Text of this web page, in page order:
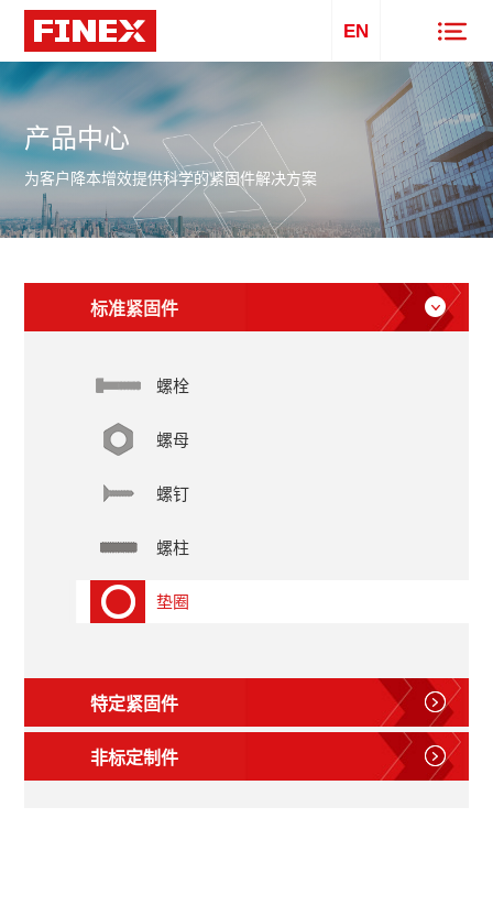
EN
产品中心
为客户降本增效提供科学的紧固件解决方案
标准紧固件
螺栓
螺母
螺钉
螺柱
垫圈
特定紧固件
非标定制件